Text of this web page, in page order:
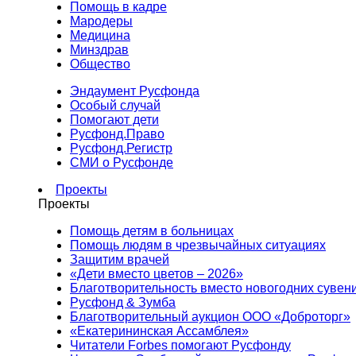
Помощь в кадре
Мародеры
Медицина
Минздрав
Общество
Эндаумент Русфонда
Особый случай
Помогают дети
Русфонд.Право
Русфонд.Регистр
СМИ о Русфонде
Проекты
Проекты
Помощь детям в больницах
Помощь людям в чрезвычайных ситуациях
Защитим врачей
«Дети вместо цветов – 2026»
Благотворительность вместо новогодних
Русфонд & Зумба
Благотворительный аукцион ООО «Доброторг»
«Екатерининская Ассамблея»
Читатели Forbes помогают Русфонду